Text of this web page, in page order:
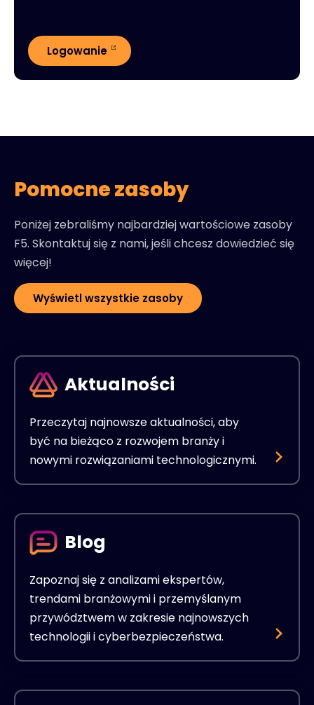
Logowanie
Pomocne zasoby
Poniżej zebraliśmy najbardziej wartościowe zasoby
F5. Skontaktuj się z nami, jeśli chcesz dowiedzieć się
więcej!
Wyświetl wszystkie zasoby
Aktualności
Przeczytaj najnowsze aktualności, aby
być na bieżąco z rozwojem branży i
nowymi rozwiązaniami technologicznymi.
Blog
Zapoznaj się z analizami ekspertów,
trendami branżowymi i przemyślanym
przywództwem w zakresie najnowszych
technologii i cyberbezpieczeństwa.